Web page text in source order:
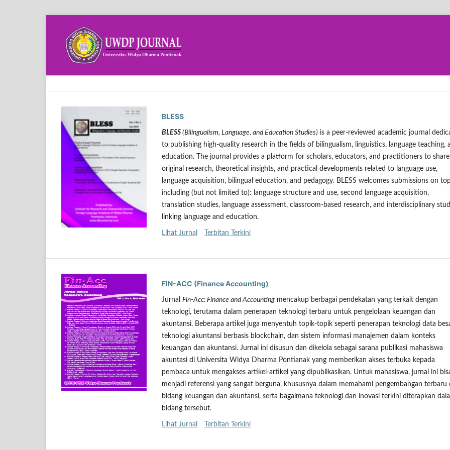
BLESS
BLESS (Bilingualism, Language, and Education Studies) is a peer-reviewed academic journal
to publishing high-quality research in the fields of bilingualism, linguistics, language teaching,
education. The journal provides a platform for scholars, educators, and practitioners to share
original research, theoretical insights, and practical developments related to language use,
language acquisition, bilingual education, and pedagogy. BLESS welcomes submissions on
including (but not limited to): language structure and use, second language acquisition,
translation studies, language assessment, classroom-based research, and interdisciplinary
linking language and education.
Lihat Jurnal Terbitan Terkini
FIN-ACC (Finance Accounting)
Jurnal Fin-Acc: Finance and Accounting mencakup berbagai pendekatan yang terkait dengan
teknologi, terutama dalam penerapan teknologi terbaru untuk pengelolaan keuangan dan
akuntansi. Beberapa artikel juga menyentuh topik-topik seperti penerapan teknologi data
teknologi akuntansi berbasis blockchain, dan sistem informasi manajemen dalam konteks
keuangan dan akuntansi. Jurnal ini disusun dan dikelola sebagai sarana publikasi mahasiswa
akuntasi di Universita Widya Dharma Pontianak yang memberikan akses terbuka kepada
pembaca untuk mengakses artikel-artikel yang dipublikasikan. Untuk mahasiswa, jurnal ini
menjadi referensi yang sangat berguna, khususnya dalam memahami pengembangan terbaru
bidang keuangan dan akuntansi, serta bagaimana teknologi dan inovasi terkini diterapkan
bidang tersebut.
Lihat Jurnal Terbitan Terkini